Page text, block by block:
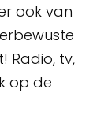
ook van
Radio, tv,
op de